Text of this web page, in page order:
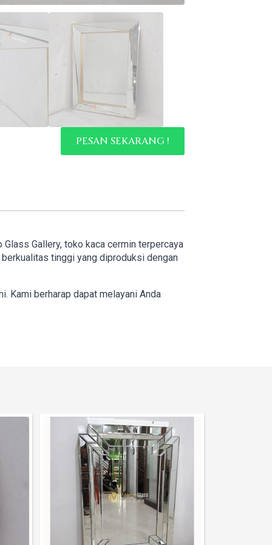
PESAN SEKARANG !
Gallery, toko kaca cermin terpercaya
tinggi yang diproduksi dengan
Kami berharap dapat melayani Anda